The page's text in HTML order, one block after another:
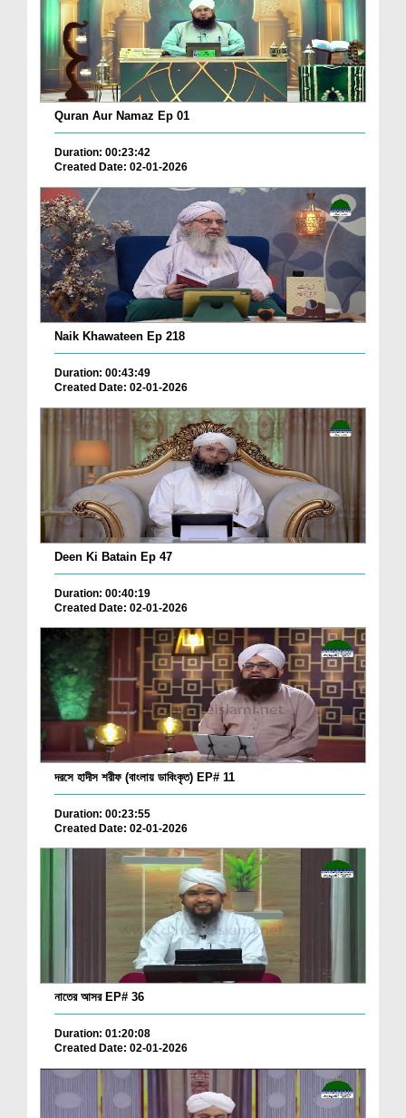
Quran Aur Namaz Ep 01
Duration: 00:23:42
Created Date: 02-01-2026
Naik Khawateen Ep 218
Duration: 00:43:49
Created Date: 02-01-2026
Deen Ki Batain Ep 47
Duration: 00:40:19
Created Date: 02-01-2026
দরসে হাদীস শরীফ (বাংলায় ডাবিংকৃত) EP# 11
Duration: 00:23:55
Created Date: 02-01-2026
নাতের আসর EP# 36
Duration: 01:20:08
Created Date: 02-01-2026